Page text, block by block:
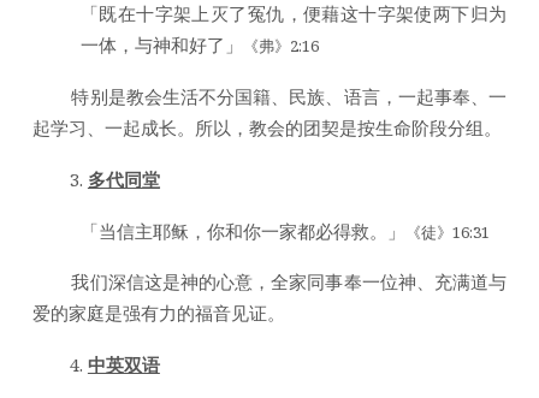
「既在十字架上灭了冤仇，便藉这十字架使两下归为
一体，与神和好了」
《弗》2:16
特别是教会生活不分国籍、民族、语言，一起事奉、一
起学习、一起成长。所以，教会的团契是按生命阶段分组。
多代同堂
「当信主耶稣，你和你一家都必得救。」 《徒》16:31
我们深信这是神的心意，全家同事奉一位神、充满道与
爱的家庭是强有力的福音见证。
中英双语